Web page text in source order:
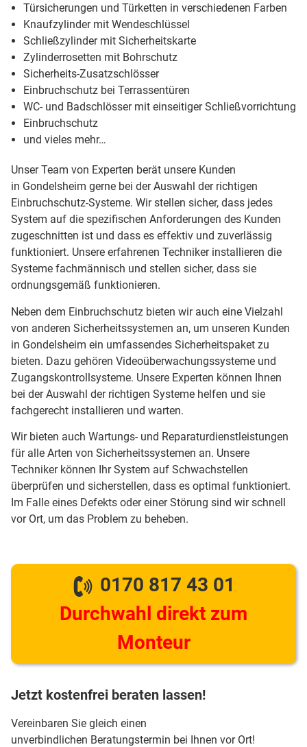
Türsicherungen und Türketten in verschiedenen Farben
Knaufzylinder mit Wendeschlüssel
Schließzylinder mit Sicherheitskarte
Zylinderrosetten mit Bohrschutz
Sicherheits-Zusatzschlösser
Einbruchschutz bei Terrassentüren
WC- und Badschlösser mit einseitiger Schließvorrichtung
Einbruchschutz
und vieles mehr…
Unser Team von Experten berät unsere Kunden
in Gondelsheim gerne bei der Auswahl der richtigen
Einbruchschutz-Systeme. Wir stellen sicher, dass jedes
System auf die spezifischen Anforderungen des Kunden
zugeschnitten ist und dass es effektiv und zuverlässig
funktioniert. Unsere erfahrenen Techniker installieren die
Systeme fachmännisch und stellen sicher, dass sie
ordnungsgemäß funktionieren.
Neben dem Einbruchschutz bieten wir auch eine Vielzahl
von anderen Sicherheitssystemen an, um unseren Kunden
in Gondelsheim ein umfassendes Sicherheitspaket zu
bieten. Dazu gehören Videoüberwachungssysteme und
Zugangskontrollsysteme. Unsere Experten können Ihnen
bei der Auswahl der richtigen Systeme helfen und sie
fachgerecht installieren und warten.
Wir bieten auch Wartungs- und Reparaturdienstleistungen
für alle Arten von Sicherheitssystemen an. Unsere
Techniker können Ihr System auf Schwachstellen
überprüfen und sicherstellen, dass es optimal funktioniert.
Im Falle eines Defekts oder einer Störung sind wir schnell
vor Ort, um das Problem zu beheben.
0170 817 43 01
Durchwahl direkt zum
Monteur
Jetzt kostenfrei beraten lassen!
Vereinbaren Sie gleich einen
unverbindlichen Beratungstermin bei Ihnen vor Ort!